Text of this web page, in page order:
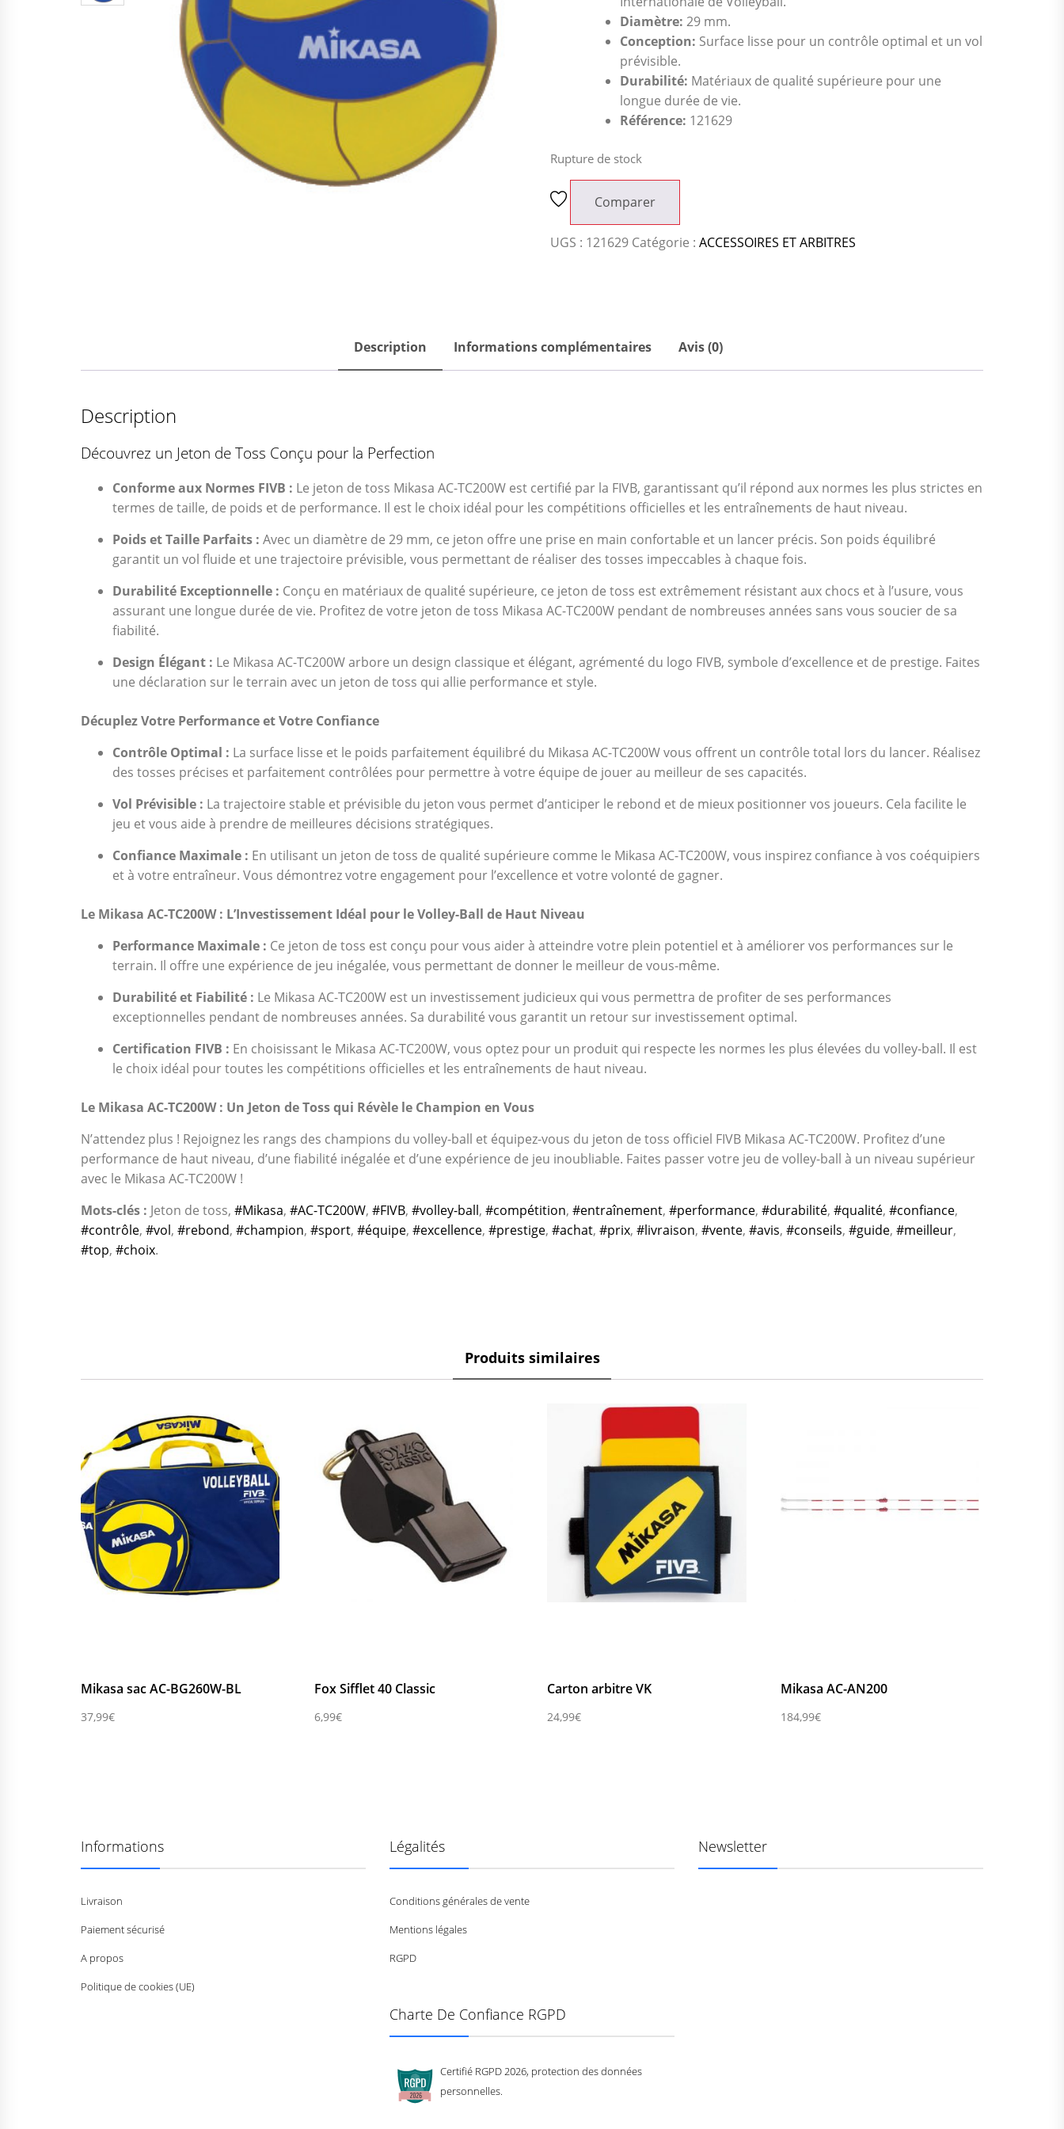
Diamètre: 29 mm.
Conception: Surface lisse pour un contrôle optimal et un vol
prévisible.
Durabilité: Matériaux de qualité supérieure pour une
longue durée de vie.
Référence: 121629
Rupture de stock
Comparer
UGS : 121629 Catégorie : ACCESSOIRES ET ARBITRES
Description Informations complémentaires Avis (0)
Description
Découvrez un Jeton de Toss Conçu pour la Perfection
Conforme aux Normes FIVB : Le jeton de toss Mikasa AC-TC200W est certifié par la FIVB, garantissant qu’il répond aux normes les plus strictes en
termes de taille, de poids et de performance. Il est le choix idéal pour les compétitions officielles et les entraînements de haut niveau.
Poids et Taille Parfaits : Avec un diamètre de 29 mm, ce jeton offre une prise en main confortable et un lancer précis. Son poids équilibré
garantit un vol fluide et une trajectoire prévisible, vous permettant de réaliser des tosses impeccables à chaque fois.
Durabilité Exceptionnelle : Conçu en matériaux de qualité supérieure, ce jeton de toss est extrêmement résistant aux chocs et à l’usure, vous
assurant une longue durée de vie. Profitez de votre jeton de toss Mikasa AC-TC200W pendant de nombreuses années sans vous soucier de sa
fiabilité.
Design Élégant : Le Mikasa AC-TC200W arbore un design classique et élégant, agrémenté du logo FIVB, symbole d’excellence et de prestige. Faites
une déclaration sur le terrain avec un jeton de toss qui allie performance et style.
Décuplez Votre Performance et Votre Confiance
Contrôle Optimal : La surface lisse et le poids parfaitement équilibré du Mikasa AC-TC200W vous offrent un contrôle total lors du lancer. Réalisez
des tosses précises et parfaitement contrôlées pour permettre à votre équipe de jouer au meilleur de ses capacités.
Vol Prévisible : La trajectoire stable et prévisible du jeton vous permet d’anticiper le rebond et de mieux positionner vos joueurs. Cela facilite le
jeu et vous aide à prendre de meilleures décisions stratégiques.
Confiance Maximale : En utilisant un jeton de toss de qualité supérieure comme le Mikasa AC-TC200W, vous inspirez confiance à vos coéquipiers
et à votre entraîneur. Vous démontrez votre engagement pour l’excellence et votre volonté de gagner.
Le Mikasa AC-TC200W : L’Investissement Idéal pour le Volley-Ball de Haut Niveau
Performance Maximale : Ce jeton de toss est conçu pour vous aider à atteindre votre plein potentiel et à améliorer vos performances sur le
terrain. Il offre une expérience de jeu inégalée, vous permettant de donner le meilleur de vous-même.
Durabilité et Fiabilité : Le Mikasa AC-TC200W est un investissement judicieux qui vous permettra de profiter de ses performances
exceptionnelles pendant de nombreuses années. Sa durabilité vous garantit un retour sur investissement optimal.
Certification FIVB : En choisissant le Mikasa AC-TC200W, vous optez pour un produit qui respecte les normes les plus élevées du volley-ball. Il est
le choix idéal pour toutes les compétitions officielles et les entraînements de haut niveau.
Le Mikasa AC-TC200W : Un Jeton de Toss qui Révèle le Champion en Vous
N’attendez plus ! Rejoignez les rangs des champions du volley-ball et équipez-vous du jeton de toss officiel FIVB Mikasa AC-TC200W. Profitez d’une
performance de haut niveau, d’une fiabilité inégalée et d’une expérience de jeu inoubliable. Faites passer votre jeu de volley-ball à un niveau supérieur
avec le Mikasa AC-TC200W !
Mots-clés : Jeton de toss, #Mikasa, #AC-TC200W, #FIVB, #volley-ball, #compétition, #entraînement, #performance, #durabilité, #qualité, #confiance,
#contrôle, #vol, #rebond, #champion, #sport, #équipe, #excellence, #prestige, #achat, #prix, #livraison, #vente, #avis, #conseils, #guide, #meilleur,
#top, #choix.
Produits similaires
Mikasa sac AC-BG260W-BL
37,99€
Fox Sifflet 40 Classic
6,99€
Carton arbitre VK
24,99€
Mikasa AC-AN200
184,99€
Informations
Livraison
Paiement sécurisé
A propos
Politique de cookies (UE)
Légalités
Conditions générales de vente
Mentions légales
RGPD
Charte De Confiance RGPD
Certifié RGPD 2026, protection des données
personnelles.
Newsletter